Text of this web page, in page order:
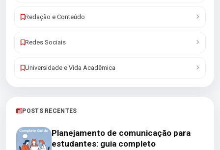
Redação e Conteúdo
Redes Sociais
Universidade e Vida Acadêmica
POSTS RECENTES
Planejamento de comunicação para
estudantes: guia completo